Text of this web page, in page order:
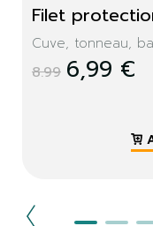
Filet
Cuve, tonneau,
8.99 6,99 €